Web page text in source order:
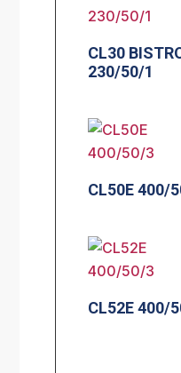
CL30
230/50/1
CL50E 400/
CL52E 400/